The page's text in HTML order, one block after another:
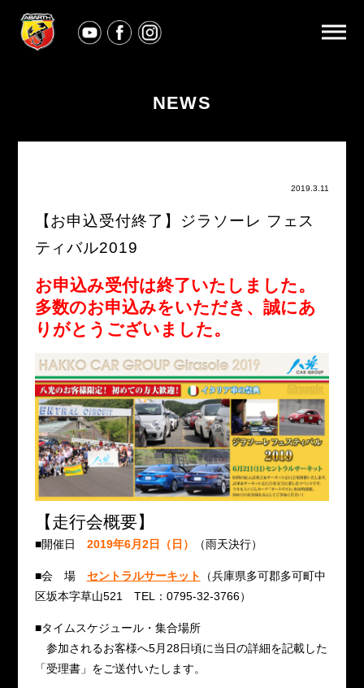
NEWS
2019.3.11
【お申込受付終了】ジラソーレ フェス
ティバル2019
お申込み受付は終了いたしました。
多数のお申込みをいただき、誠にあ
りがとうございました。
【走行会概要】
■開催日 2019年6月2日（日） （雨天決行）
■会 場 セントラルサーキット （兵庫県多可郡多可町中
区坂本字草山521 TEL：0795-32-3766）
■タイムスケジュール・集合場所
参加されるお客様へ5月28日頃に当日の詳細を記載した
「受理書」をご送付いたします。